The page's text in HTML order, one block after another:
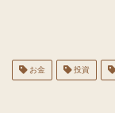
お金 投資